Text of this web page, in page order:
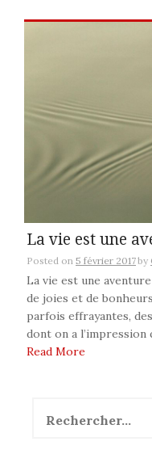
La vie est une
Posted on 5 février 2017by
La vie est une
de joies et de
parfois effrayantes,
dont on a l’impression
Read More